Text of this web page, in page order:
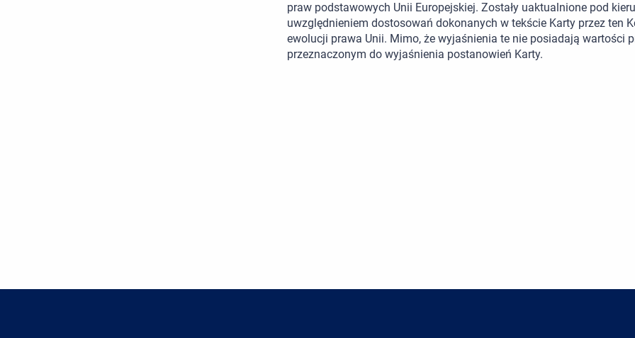
praw podstawowych Unii Europejskiej. Zostały uaktualnione pod
uwzględnieniem dostosowań dokonanych w tekście Karty przez ten
ewolucji prawa Unii. Mimo, że wyjaśnienia te nie posiadają wartości
przeznaczonym do wyjaśnienia postanowień Karty.